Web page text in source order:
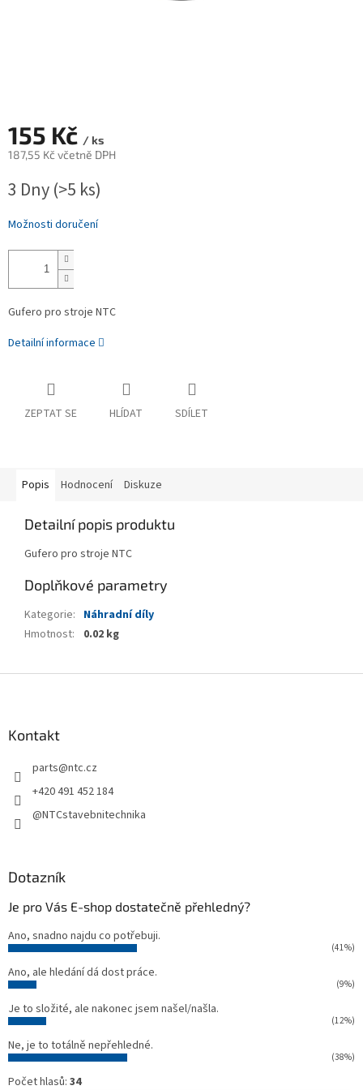
155 Kč / ks
187,55 Kč včetně DPH
cena:
3 Dny(>5 ks)
Možnosti doručení
Gufero pro stroje NTC
Detailní informace
ZEPTAT SE HLÍDAT SDÍLET
Popis Hodnocení Diskuze
Detailní popis produktu
Gufero pro stroje NTC
Doplňkové parametry
Kategorie: Náhradní díly
Hmotnost: 0.02 kg
Kontakt
parts@ntc.cz
+420 491 452 184
@NTCstavebnitechnika
Dotazník
Je pro Vás E-shop dostatečně přehledný?
Ano, snadno najdu co potřebuji.
(41%)
Ano, ale hledání dá dost práce.
(9%)
Je to složité, ale nakonec jsem našel/našla.
(12%)
Ne, je to totálně nepřehledné.
(38%)
Počet hlasů: 34